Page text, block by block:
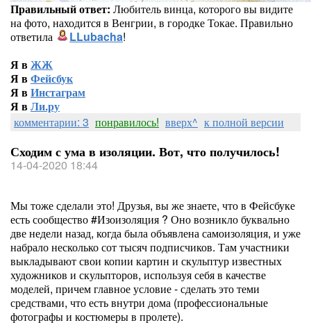
Правильный ответ: Любитель винца, которого вы видите
на фото, находится в Венгрии, в городке Токае. Правильно
ответила
LLubacha!
Я вЖЖ
Я вФейсбук
Я вИнстаграм
Я вЛи.ру
комментарии: 3 понравилось! вверх^ к полной версии
Сходим с ума в изоляции. Вот, что получилось!
14-04-2020 18:44
Мы тоже сделали это! Друзья, вы же знаете, что в Фейсбуке
есть сообщество #Изоизоляция ? Оно возникло буквально
две недели назад, когда была объявлена самоизоляция, и уже
набрало несколько сот тысяч подписчиков. Там участники
выкладывают свои копии картин и скульптур известных
художников и скульпторов, используя себя в качестве
моделей, причем главное условие - сделать это теми
средствами, что есть внутри дома (профессиональные
фотографы и костюмеры в пролете).